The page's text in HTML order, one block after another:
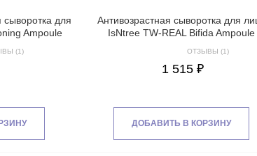
для
Ampoule
(1)
Антивозрастная сыворотка для
IsNtree TW-REAL Bifida Ampoule
ОТЗЫВЫ (1)
1 515 ₽
ДОБАВИТЬ В КОРЗИНУ